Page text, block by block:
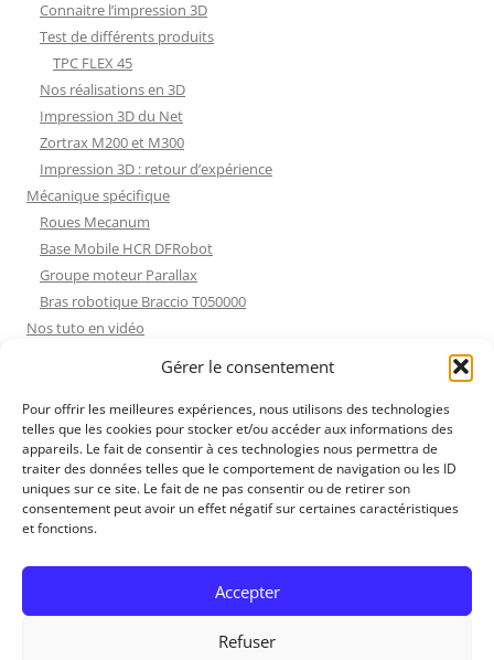
Gérer le consentement
Pour offrir les meilleures expériences, nous utilisons des technologies
telles que les cookies pour stocker et/ou accéder aux informations des
appareils. Le fait de consentir à ces technologies nous permettra de
traiter des données telles que le comportement de navigation ou les ID
uniques sur ce site. Le fait de ne pas consentir ou de retirer son
consentement peut avoir un effet négatif sur certaines caractéristiques
et fonctions.
Accepter
Refuser
Connaitre l’impression 3D
Test de différents produits
TPC FLEX 45
Nos réalisations en 3D
Impression 3D du Net
Zortrax M200 et M300
Impression 3D : retour d’expérience
Mécanique spécifique
Roues Mecanum
Base Mobile HCR DFRobot
Groupe moteur Parallax
Bras robotique Braccio T050000
Nos tuto en vidéo
Les Moteurs Pas à Pas
Projets Processing
Amélioration de l’habitat
Tir sportif
Fichiers dessin
Fichiers dessin
Contact et mentions légales